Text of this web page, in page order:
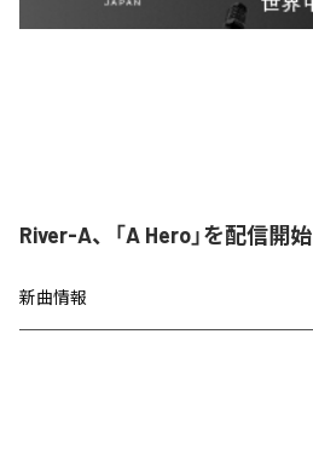
River-A、「A Hero」を配信開始
新曲情報